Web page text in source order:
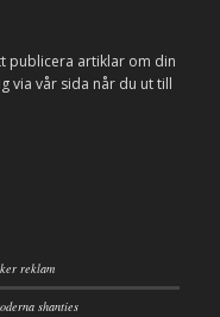
publicera artiklar om din
via vår sida når du ut till
reklam
shanties